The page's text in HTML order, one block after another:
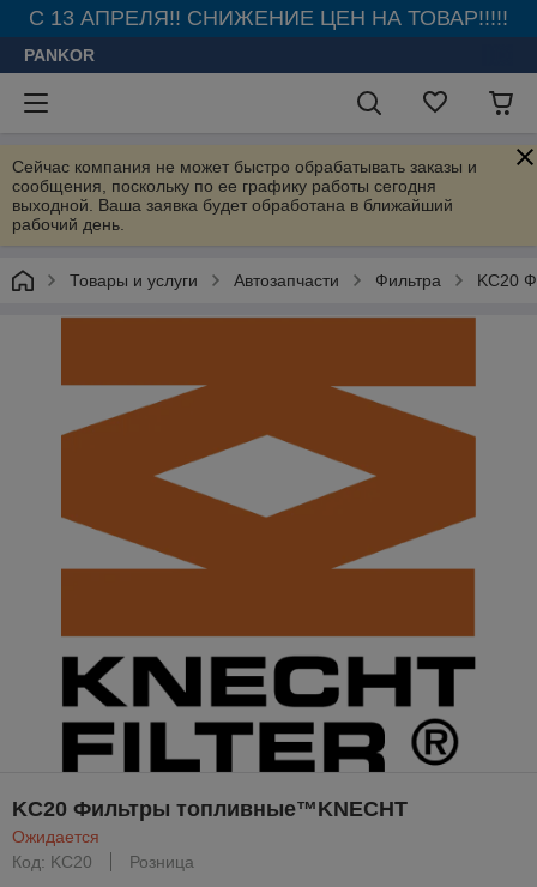
С 13 АПРЕЛЯ!! СНИЖЕНИЕ ЦЕН НА ТОВАР!!!!!
PANKOR
Сейчас компания не может быстро обрабатывать заказы и
сообщения, поскольку по ее графику работы сегодня
выходной. Ваша заявка будет обработана в ближайший
рабочий день.
Товары и услуги Автозапчасти Фильтра KC20
KC20 Фильтры топливные™KNECHT
Ожидается
Код: KC20
Розница